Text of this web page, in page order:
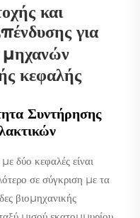
και
για
μηχανών
κεφαλής
Συντήρησης
δύο κεφαλές είναι
σε σύγκριση με τα
βιομηχανικής